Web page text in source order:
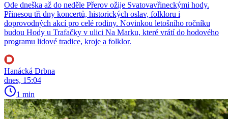
Ode dneška až do neděle Přerov ožije Svatovavřineckými hody.
Přinesou tři dny koncertů, historických oslav, folkloru i
doprovodných akcí pro celé rodiny. Novinkou letošního ročníku
budou Hody u Trafačky v ulici Na Marku, které vrátí do hodového
programu lidové tradice, kroje a folklor.
Hanácká Drbna
dnes, 15:04
1 min